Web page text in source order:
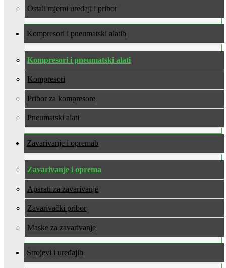
Ostali mjerni uređaji i pribor
Kompresori i pneumatski alati
Kompresori i pneumatski alati
Kompresori
Pribor za kompresore
Pneumatski alati
Zavarivanje i oprema
Zavarivanje i oprema
Aparati za zavarivanje
Zavarivački pribor
Maske za zavarivanje
Strojevi i uređaji